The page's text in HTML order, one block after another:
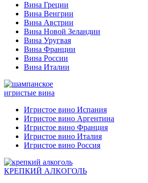
Вина Греции
Вина Венгрии
Вина Австрии
Вина Новой Зеландии
Вина Уругвая
Вина Франции
Вина России
Вина Италии
игристые вина
Игристое вино Испания
Игристое вино Аргентина
Игристое вино Франция
Игристое вино Италия
Игристое вино Россия
КРЕПКИЙ АЛКОГОЛЬ